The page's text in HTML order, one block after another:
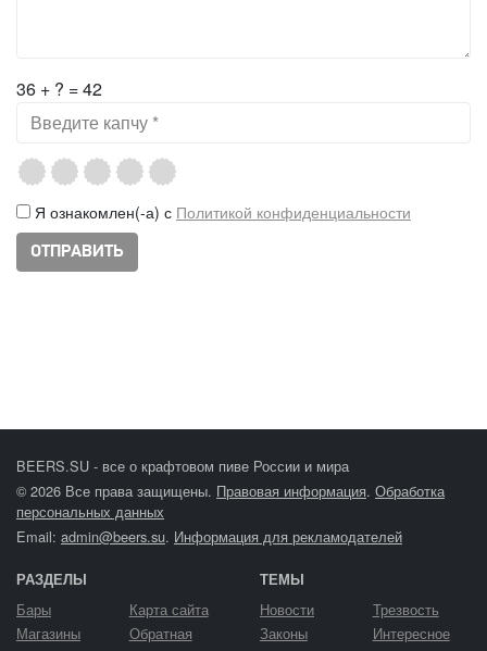
36 + ? = 42
Я ознакомлен(-а) с Политикой конфиденциальности
BEERS.SU - все о крафтовом пиве России и мира
© 2026 Все права защищены. Правовая информация. Обработка
персональных данных
Email: admin@beers.su. Информация для рекламодателей
РАЗДЕЛЫ
Бары
Магазины
Карта сайта
Обратная
ТЕМЫ
Новости
Законы
Трезвость
Интересное